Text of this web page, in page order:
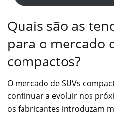
Quais são as
para o mercado
compactos?
O mercado de SUVs
continuar a evoluir nos
os fabricantes introduzam